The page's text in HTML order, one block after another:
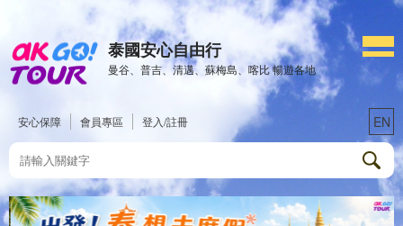
泰國安心自由行
曼谷、普吉、清邁、蘇梅島、喀比 暢遊各地
安心保障 會員專區 登入/註冊 EN